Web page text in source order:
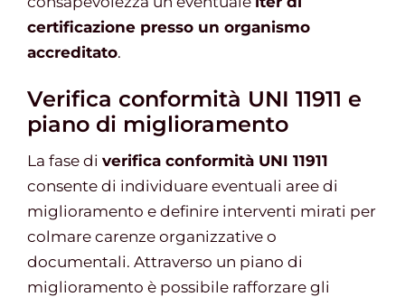
certificazione presso un organismo
accreditato.
Verifica conformità UNI 11911 e
piano di miglioramento
La fase di verifica conformità UNI 11911
consente di individuare eventuali aree di
miglioramento e definire interventi mirati per
colmare carenze organizzative o
documentali. Attraverso un piano di
miglioramento è possibile rafforzare gli